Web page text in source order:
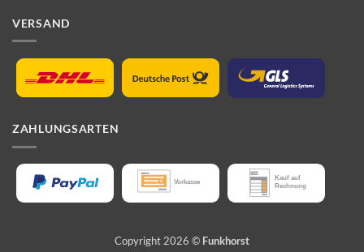
VERSAND
ZAHLUNGSARTEN
Copyright 2026 © Funkhorst